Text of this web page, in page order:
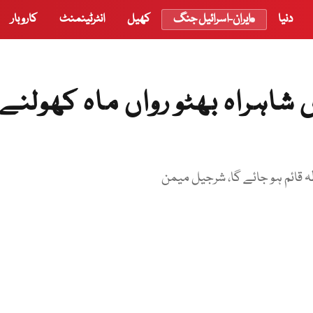
دنیا ایران-اسرائیل جنگ کھیل انٹرٹینمنٹ کاروبار
بھٹو رواں ماہ